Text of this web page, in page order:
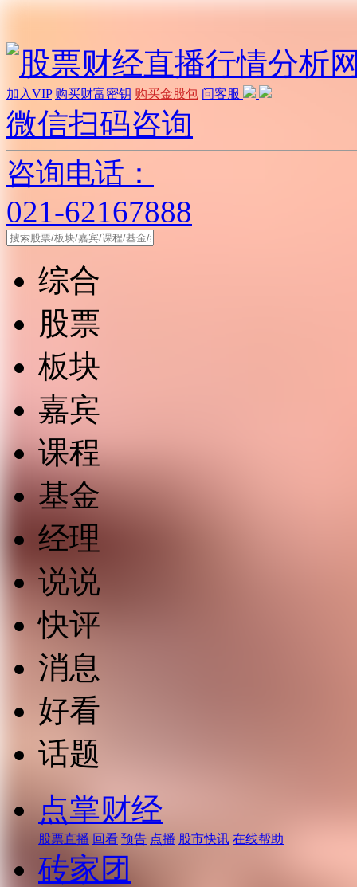
加入VIP 购买财富密钥 购买金股包 问客服
微信扫码咨询
咨询电话：
021-62167888
综合
股票
板块
嘉宾
课程
基金
经理
说说
快评
消息
好看
话题
点掌财经
股票直播 回看 预告 点播 股市快讯 在线帮助
砖家团